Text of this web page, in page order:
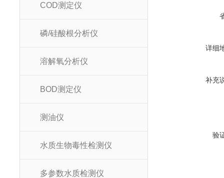
COD测定仪
磷/硅酸根分析仪
溶解氧分析仪
BOD测定仪
测油仪
水质生物毒性检测仪
多参数水质检测仪
详细
补充
验